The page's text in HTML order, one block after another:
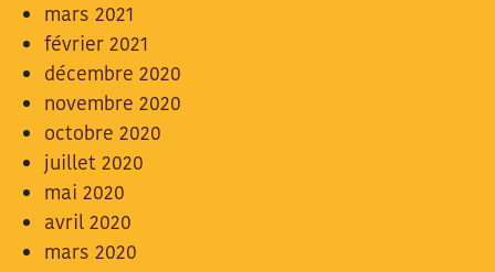
mars 2021
février 2021
décembre 2020
novembre 2020
octobre 2020
juillet 2020
mai 2020
avril 2020
mars 2020